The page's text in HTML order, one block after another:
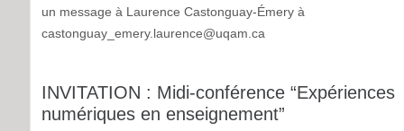
un message à Laurence Castonguay-Émery à
castonguay_emery.laurence@uqam.ca
INVITATION : Midi-conférence “Expériences
numériques en enseignement”